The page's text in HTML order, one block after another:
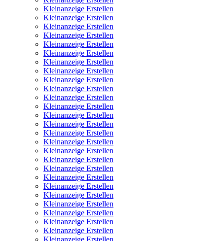
Kleinanzeige Erstellen
Kleinanzeige Erstellen
Kleinanzeige Erstellen
Kleinanzeige Erstellen
Kleinanzeige Erstellen
Kleinanzeige Erstellen
Kleinanzeige Erstellen
Kleinanzeige Erstellen
Kleinanzeige Erstellen
Kleinanzeige Erstellen
Kleinanzeige Erstellen
Kleinanzeige Erstellen
Kleinanzeige Erstellen
Kleinanzeige Erstellen
Kleinanzeige Erstellen
Kleinanzeige Erstellen
Kleinanzeige Erstellen
Kleinanzeige Erstellen
Kleinanzeige Erstellen
Kleinanzeige Erstellen
Kleinanzeige Erstellen
Kleinanzeige Erstellen
Kleinanzeige Erstellen
Kleinanzeige Erstellen
Kleinanzeige Erstellen
Kleinanzeige Erstellen
Kleinanzeige Erstellen